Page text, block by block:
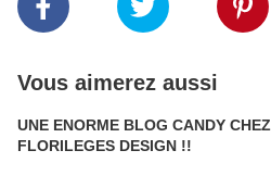
Vous aimerez aussi
UNE ENORME BLOG CANDY CHEZ
FLORILEGES DESIGN !!